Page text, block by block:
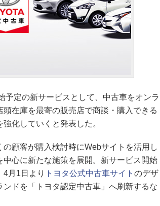
定の新サービスとして、中古車をオンラ
在庫を最寄の販売店で商談・購入できる
化していくと発表した。
顧客が購入検討時にWebサイトを活用し
心に新たな施策を展開。新サービス開始
4月1日より トヨタ公式中古車サイト のデザ
ドを「トヨタ認定中古車」へ刷新するな